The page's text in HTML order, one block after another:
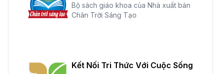
Bộ sách giáo khoa của Nhà xuất bản
Chân Trời Sáng Tạo
Kết Nối Tri Thức Với Cuộc Sống